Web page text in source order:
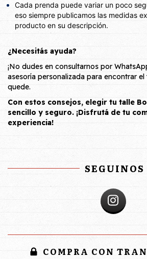
Cada prenda puede variar un poco
eso siempre publicamos las medidas
producto en su descripción.
¿Necesitás ayuda?
¡No dudes en consultarnos por
asesoría personalizada para encontrar
quede.
Con estos consejos, elegir tu talle
sencillo y seguro. ¡Disfrutá de tu
experiencia!
SEGUINOS
COMPRA CON